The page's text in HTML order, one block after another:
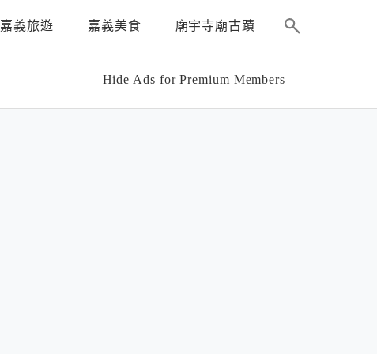
嘉義旅遊 嘉義美食 廟宇寺廟古蹟
Hide Ads for Premium Members